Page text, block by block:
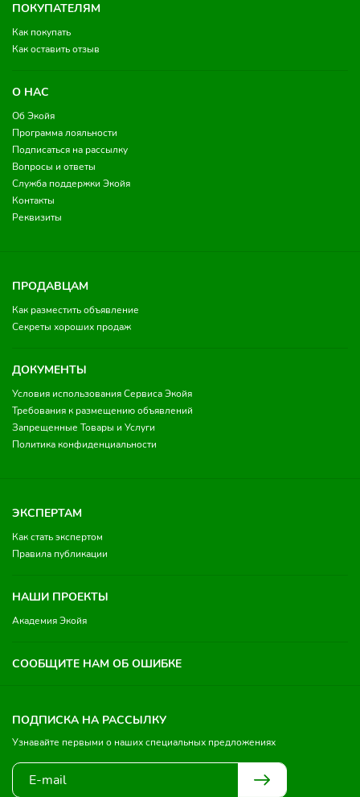
ПОКУПАТЕЛЯМ
Как покупать
Как оставить отзыв
О НАС
Об Экойя
Программа лояльности
Подписаться на рассылку
Вопросы и ответы
Служба поддержки Экойя
Контакты
Реквизиты
ПРОДАВЦАМ
Как разместить объявление
Секреты хороших продаж
ДОКУМЕНТЫ
Условия использования Сервиса Экойя
Требования к размещению объявлений
Запрещенные Товары и Услуги
Политика конфиденциальности
ЭКСПЕРТАМ
Как стать экспертом
Правила публикации
НАШИ ПРОЕКТЫ
Академия Экойя
СООБЩИТЕ НАМ ОБ ОШИБКЕ
ПОДПИСКА НА РАССЫЛКУ
Узнавайте первыми о наших специальных предложениях